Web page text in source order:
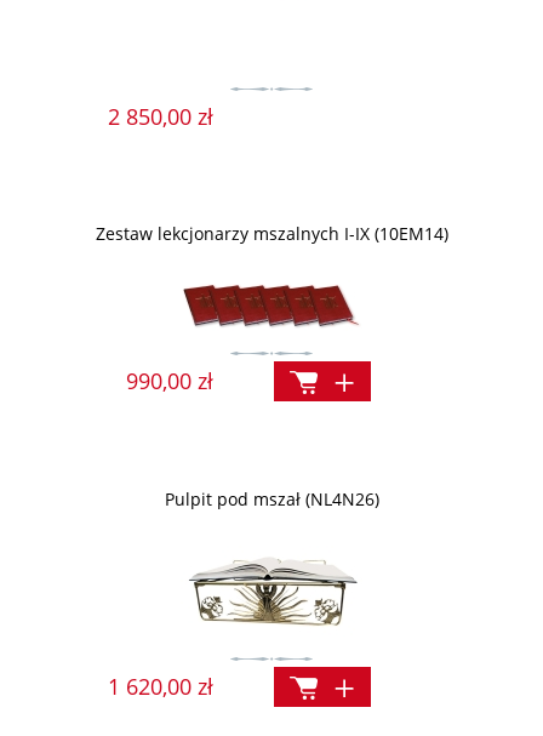
2 850,00 zł
Zestaw lekcjonarzy mszalnych I-IX (10EM14)
990,00 zł
Pulpit pod mszał (NL4N26)
1 620,00 zł